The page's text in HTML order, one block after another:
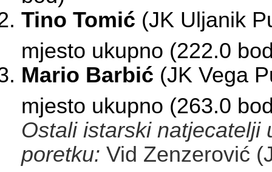
Tino Tomić (JK Uljanik
mjesto ukupno (222.0
Mario Barbić (JK Vega
mjesto ukupno (263.0
Ostali istarski natjecatelji
poretku: Vid Zenzerović